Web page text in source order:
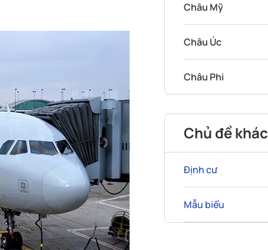
Châu Mỹ
Châu Úc
Châu Phi
Chủ đề khác
Định cư
Mẫu biểu